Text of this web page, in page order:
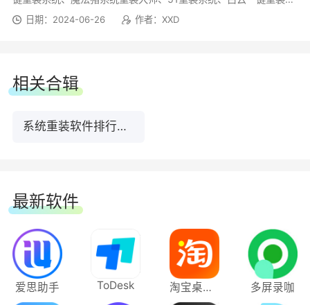
统 日期：2024-06-26 作者：XXD
相关合辑
系统重装软件排行榜前10名下载
最新软件
爱思助手 ToDesk 淘宝桌面版 多屏录咖